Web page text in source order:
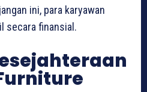
ini, para karyawan
secara finansial.